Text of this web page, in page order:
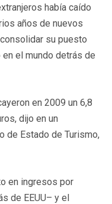
había caído
años de nuevos
su puesto
el mundo detrás de
en 2009 un 6,8
dijo en un
de Estado de Turismo,
en ingresos por
de EEUU– y el